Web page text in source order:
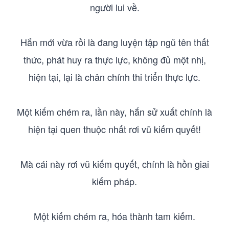
người lui về.
Hắn mới vừa rồi là đang luyện tập ngũ tên thất
thức, phát huy ra thực lực, không đủ một nhị,
hiện tại, lại là chân chính thi triển thực lực.
Một kiếm chém ra, lần này, hắn sử xuất chính là
hiện tại quen thuộc nhất rơi vũ kiếm quyết!
Mà cái này rơi vũ kiếm quyết, chính là hồn giai
kiếm pháp.
Một kiếm chém ra, hóa thành tam kiếm.